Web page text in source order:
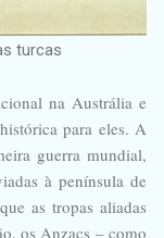
turcas
na Austrália e
para eles. A
guerra mundial,
à península de
as tropas aliadas
os Anzacs – como